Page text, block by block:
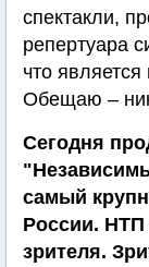
спектакли,
репертуара
что
Обещаю –
Сегодня
самый
России. НТП
зрителя.